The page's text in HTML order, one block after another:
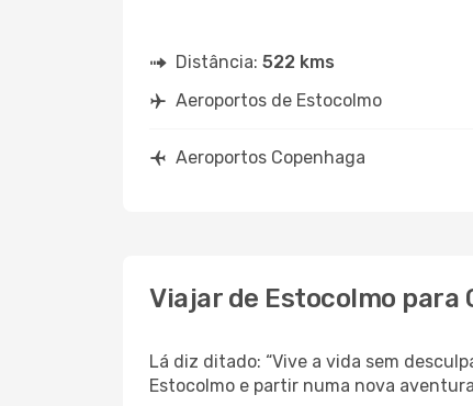
Distância: 522 kms
Aeroportos de Estocolmo
Aeroportos Copenhaga
Viajar de Estocolmo para
Lá diz ditado: “Vive a vida sem
Estocolmo e partir numa nova